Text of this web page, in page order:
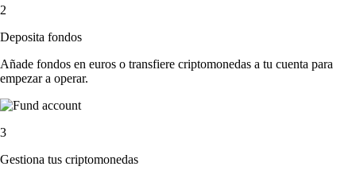
2
Deposita fondos
Añade fondos en euros o transfiere criptomonedas a tu cuenta para
empezar a operar.
3
Gestiona tus criptomonedas